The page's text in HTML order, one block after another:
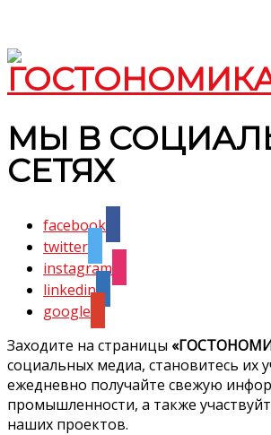
МЫ В
СЕТЯХ
facebook
twitter
instagram
linkedin
google
Заходите на страницы
социальных медиа, становитесь их
ежедневно получайте свежую
промышленности, а также
наших проектов.